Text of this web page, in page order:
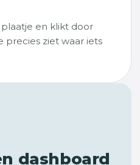
en klikt door
precies ziet waar iets
dashboard